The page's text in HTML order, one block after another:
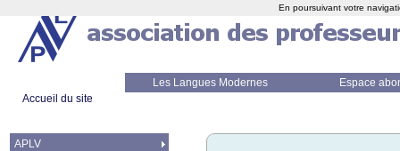
Les Langues Modernes
Espace
Accueil du site
APLV
En poursuivant votre